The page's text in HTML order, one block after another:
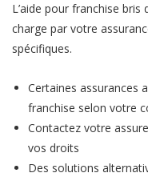
L’aide pour franchise
charge par votre
spécifiques.
Certaines assurances
franchise selon votre
Contactez votre
vos droits
Des solutions